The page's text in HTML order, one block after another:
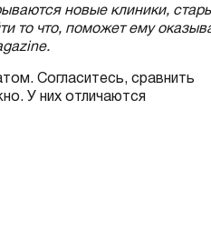
новые клиники,
то что, поможет ему
Согласитесь, сравнить
У них отличаются